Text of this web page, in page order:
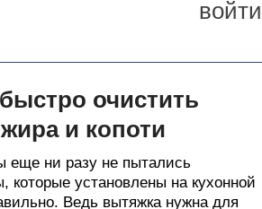
войти
очистить
и копоти
еще ни разу не пытались
которые установлены на кухонной
Ведь вытяжка нужна для